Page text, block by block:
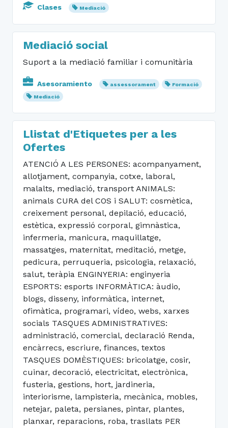
Clases Mediació
Mediació social
Suport a la mediació familiar i comunitària
Asesoramiento assessorament
Formació
Mediació
Llistat d'Etiquetes per a les
Ofertes
ATENCIÓ A LES PERSONES: acompanyament,
allotjament, companyia, cotxe, laboral,
malalts, mediació, transport ANIMALS:
animals CURA del COS i SALUT: cosmètica,
creixement personal, depilació, educació,
estètica, expressió corporal, gimnàstica,
infermeria, manicura, maquillatge,
massatges, maternitat, meditació, metge,
pedicura, perruqueria, psicologia, relaxació,
salut, teràpia ENGINYERIA: enginyeria
ESPORTS: esports INFORMÀTICA: àudio,
blogs, disseny, informàtica, internet,
ofimàtica, programari, vídeo, webs, xarxes
socials TASQUES ADMINISTRATIVES:
administració, comercial, declaració Renda,
encàrrecs, escriure, finances, textos
TASQUES DOMÈSTIQUES: bricolatge, cosir,
cuinar, decoració, electricitat, electrònica,
fusteria, gestions, hort, jardineria,
interiorisme, lampisteria, mecànica, mobles,
netejar, paleta, persianes, pintar, plantes,
planxar, reparacions, roba, trasllats PER